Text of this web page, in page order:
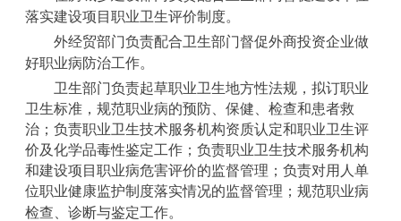
落实建设项目职业卫生评价制度。
外经贸部门负责配合卫生部门督促外商投资企业做
好职业病防治工作。
卫生部门负责起草职业卫生地方性法规，拟订职业
卫生标准，规范职业病的预防、保健、检查和患者救
治；负责职业卫生技术服务机构资质认定和职业卫生评
价及化学品毒性鉴定工作；负责职业卫生技术服务机构
和建设项目职业病危害评价的监督管理；负责对用人单
位职业健康监护制度落实情况的监督管理；规范职业病
检查、诊断与鉴定工作。